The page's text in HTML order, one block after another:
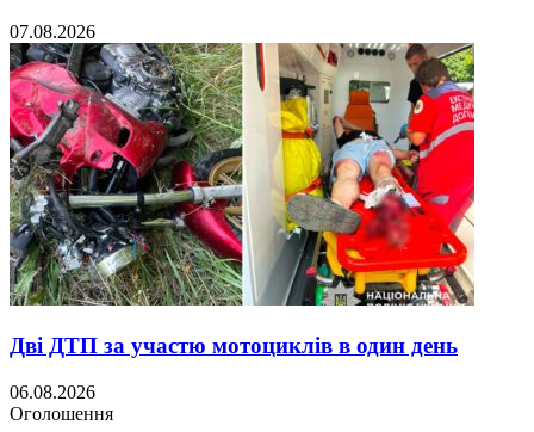
07.08.2026
Дві ДТП за участю мотоциклів в один день
06.08.2026
Оголошення